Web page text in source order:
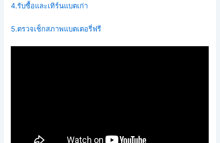
4.รับซื้อและเทิร์นแบตเก่า
5.ตรวจเช็กสภาพแบตเตอรี่ฟรี